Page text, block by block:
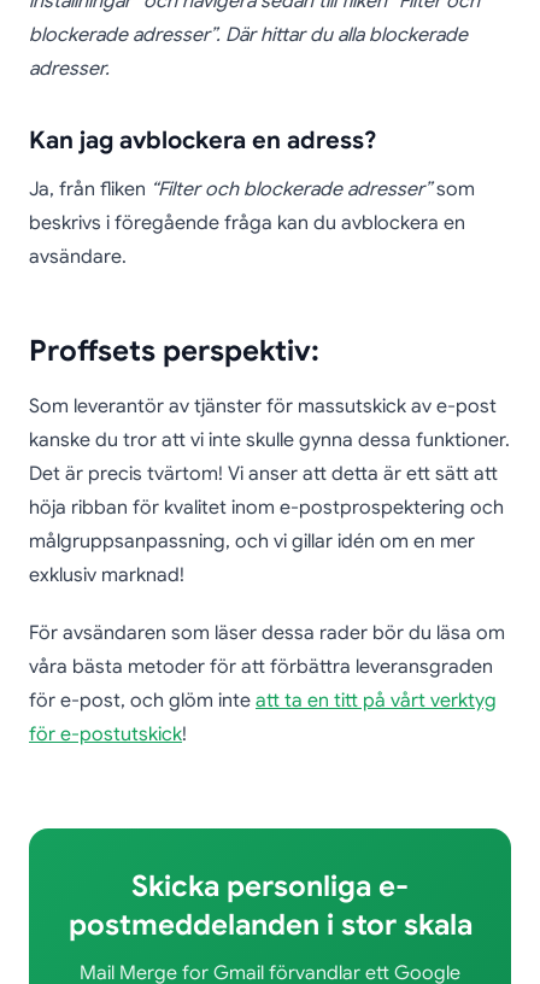
blockerade adresser”. Där hittar du alla blockerade
adresser.
Kan jag avblockera en adress?
Ja, från fliken “Filter och blockerade adresser”som
beskrivs i föregående fråga kan du avblockera en
avsändare.
Proffsets perspektiv:
Som leverantör av tjänster för massutskick av e-post
kanske du tror att vi inte skulle gynna dessa funktioner.
Det är precis tvärtom! Vi anser att detta är ett sätt att
höja ribban för kvalitet inom e-postprospektering och
målgruppsanpassning, och vi gillar idén om en mer
exklusiv marknad!
För avsändaren som läser dessa rader bör du läsa om
våra bästa metoder för att förbättra leveransgraden
för e-post, och glöm inte att ta en titt på vårt verktyg
för e-postutskick!
Skicka personliga e-
postmeddelanden i stor skala
Mail Merge for Gmail förvandlar ett Google